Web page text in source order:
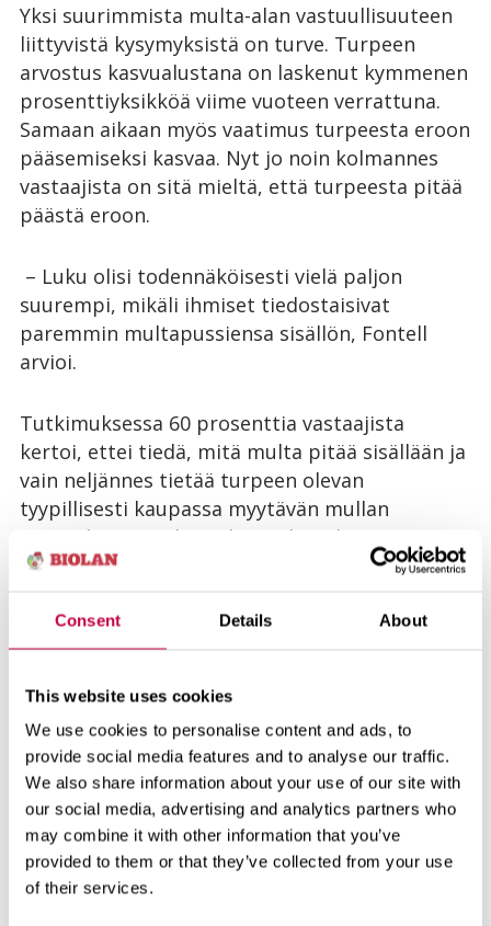
Consent Details About
This website uses cookies
We use cookies to personalise content and ads, to
provide social media features and to analyse our traffic.
We also share information about your use of our site with
our social media, advertising and analytics partners who
may combine it with other information that you’ve
provided to them or that they’ve collected from your use
of their services.
Yksi suurimmista multa-alan vastuullisuuteen
liittyvistä kysymyksistä on turve. Turpeen
arvostus kasvualustana on laskenut kymmenen
prosenttiyksikköä viime vuoteen verrattuna.
Samaan aikaan myös vaatimus turpeesta eroon
pääsemiseksi kasvaa. Nyt jo noin kolmannes
vastaajista on sitä mieltä, että turpeesta pitää
päästä eroon.
– Luku olisi todennäköisesti vielä paljon
suurempi, mikäli ihmiset tiedostaisivat
paremmin multapussiensa sisällön, Fontell
arvioi.
Tutkimuksessa 60 prosenttia vastaajista
kertoi, ettei tiedä, mitä multa pitää sisällään ja
vain neljännes tietää turpeen olevan
tyypillisesti kaupassa myytävän mullan
pääraaka-aine. Yli puolet tutkimukseen
osallistuneista haluaisi kuitenkin saada lisää
tarkalleen on.
Biolan tarttuu tutkimuksen tuloksiin
Biolan on päättänyt luopua turpeesta vuoteen
2040 mennessä ja korvaavia raaka-aineita
kehitetään jatkuvasti. Turpeen osuus Biolanin
tuotteista on jo nyt alle puolet.